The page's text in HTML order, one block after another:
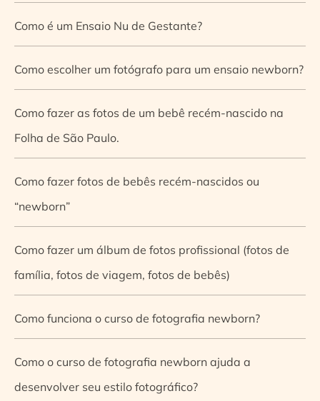
Como é um Ensaio Nu de Gestante?
Como escolher um fotógrafo para um ensaio newborn?
Como fazer as fotos de um bebê recém-nascido na
Folha de São Paulo.
Como fazer fotos de bebês recém-nascidos ou
“newborn”
Como fazer um álbum de fotos profissional (fotos de
família, fotos de viagem, fotos de bebês)
Como funciona o curso de fotografia newborn?
Como o curso de fotografia newborn ajuda a
desenvolver seu estilo fotográfico?